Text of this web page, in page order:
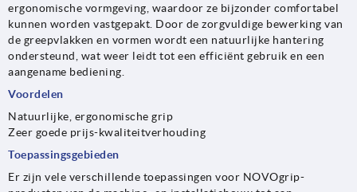
ergonomische vormgeving, waardoor ze bijzonder comfortabel
kunnen worden vastgepakt. Door de zorgvuldige bewerking van
de greepvlakken en vormen wordt een natuurlijke hantering
ondersteund, wat weer leidt tot een efficiënt gebruik en een
aangename bediening.
Voordelen
Natuurlijke, ergonomische grip
Zeer goede prijs-kwaliteitverhouding
Toepassingsgebieden
Er zijn vele verschillende toepassingen voor NOVOgrip-